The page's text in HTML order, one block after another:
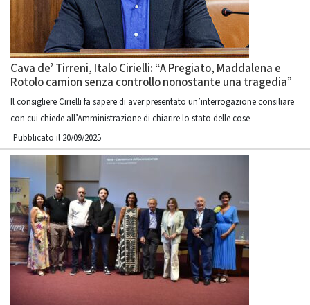
Cava de’ Tirreni, Italo Cirielli: “A Pregiato, Maddalena e
Rotolo camion senza controllo nonostante una tragedia”
Il consigliere Cirielli fa sapere di aver presentato un’interrogazione consiliare
con cui chiede all’Amministrazione di chiarire lo stato delle cose
Pubblicato il 20/09/2025